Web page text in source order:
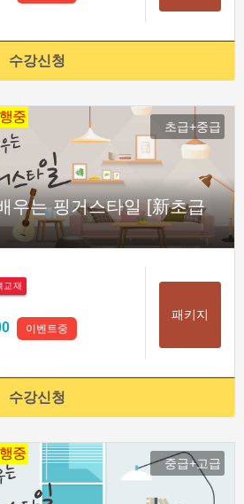
수강신청
중
초급+중급
우는 핑거스타일 [新초급
교재
이벤트중
패키지
수강신청
중
중급+고급